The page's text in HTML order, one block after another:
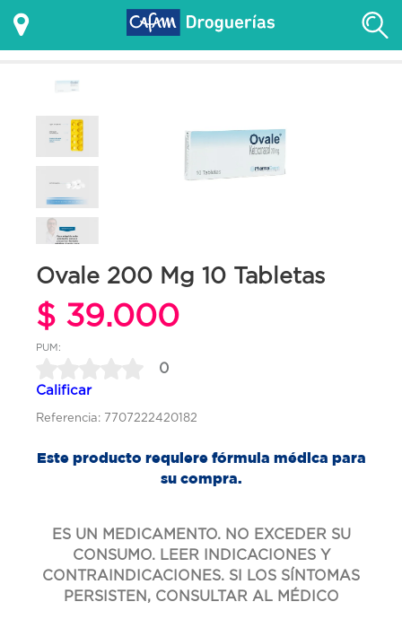
Ovale 200 Mg 10 Tabletas
$ 39.000
PUM:
0
Calificar
Referencia: 7707222420182
Este producto requiere fórmula médica para
su compra.
ES UN MEDICAMENTO. NO EXCEDER SU
CONSUMO. LEER INDICACIONES Y
CONTRAINDICACIONES. SI LOS SÍNTOMAS
PERSISTEN, CONSULTAR AL MÉDICO